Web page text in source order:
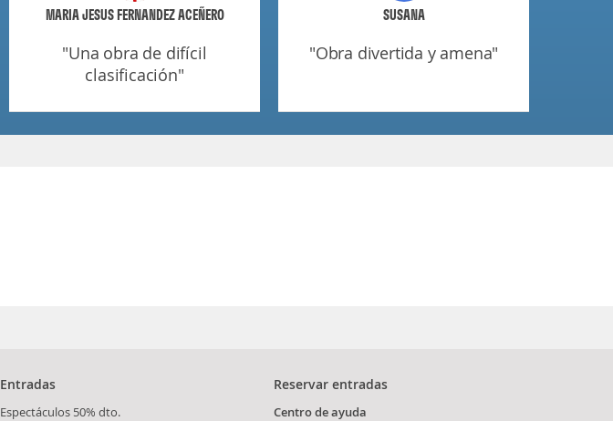
MARIA JESUS FERNANDEZ ACEÑERO
"una obra de difícil
clasificación"
SUSANA
"obra divertida y amena"
Entradas
Espectáculos 50% dto.
Reservar entradas
Centro de ayuda